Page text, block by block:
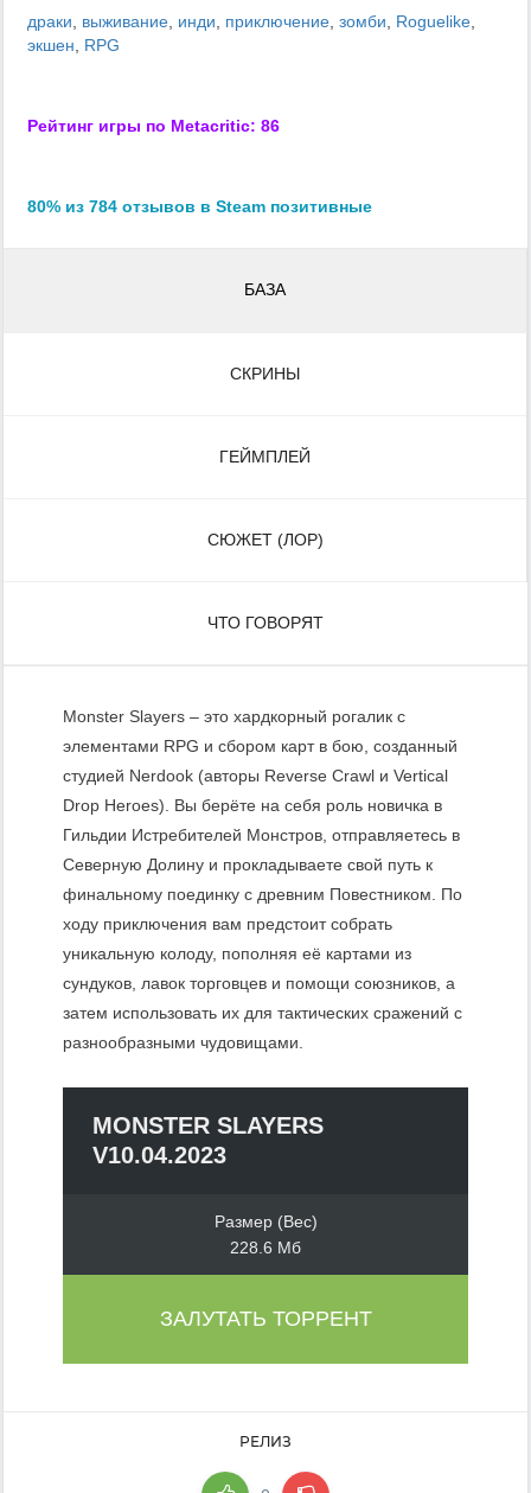
драки выживание инди приключение зомби Roguelike
экшен
RPG
Рейтинг игры по Metacritic: 86
80% из 784 отзывов в Steam позитивные
БАЗА
СКРИНЫ
ГЕЙМПЛЕЙ
СЮЖЕТ (ЛОР)
ЧТО ГОВОРЯТ
Monster Slayers – это хардкорный рогалик с
элементами RPG и сбором карт в бою, созданный
студией Nerdook (авторы Reverse Crawl и Vertical
Drop Heroes). Вы берёте на себя роль новичка в
Гильдии Истребителей Монстров, отправляетесь в
Северную Долину и прокладываете свой путь к
финальному поединку с древним Повестником. По
ходу приключения вам предстоит собрать
уникальную колоду, пополняя её картами из
сундуков, лавок торговцев и помощи союзников, а
затем использовать их для тактических сражений с
разнообразными чудовищами.
MONSTER SLAYERS
V10.04.2023
Размер (Вес)
228.6 Мб
ЗАЛУТАТЬ ТОРРЕНТ
РЕЛИЗ